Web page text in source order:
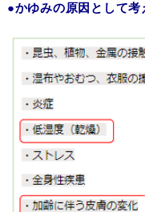
●かゆみの原因として考